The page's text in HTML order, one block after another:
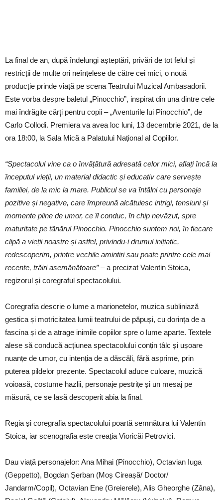
La final de an, după îndelungi așteptări, privări de tot felul și
restricții de multe ori neînțelese de către cei mici, o nouă
producție prinde viață pe scena Teatrului Muzical Ambasadorii.
Este vorba despre baletul „Pinocchio”, inspirat din una dintre cele
mai îndrăgite cărţi pentru copii – „Aventurile lui Pinocchio”, de
Carlo Collodi. Premiera va avea loc luni, 13 decembrie 2021, de la
ora 18:00, la Sala Mică a Palatului Național al Copiilor.
“Spectacolul vine ca o învățătură adresată celor mici, aflați încă la
începutul vieții, un material didactic și educativ care servește
familiei, de la mic la mare. Publicul se va întâlni cu personaje
pozitive și negative, care împreună alcătuiesc intrigi, tensiuni și
momente pline de umor, ce îl conduc, în chip nevăzut, spre
maturitate pe tânărul Pinocchio. Pinocchio suntem noi, în fiecare
clipă a vieții noastre și astfel, privindu-i drumul inițiatic,
redescoperim, printre vechile amintiri sau poate printre cele mai
recente, trăiri asemănătoare” –a precizat Valentin Stoica,
regizorul și coregraful spectacolului.
Coregrafia descrie o lume a marionetelor, muzica subliniază
gestica și motricitatea lumii teatrului de păpuși, cu dorința de a
fascina și de a atrage inimile copiilor spre o lume aparte. Textele
alese să conducă acțiunea spectacolului conțin tâlc și ușoare
nuanțe de umor, cu intenția de a dăscăli, fără asprime, prin
puterea pildelor prezente. Spectacolul aduce culoare, muzică
voioasă, costume hazlii, personaje pestrițe și un mesaj pe
măsură, ce se lasă descoperit abia la final.
Regia și coregrafia spectacolului poartă semnătura lui Valentin
Stoica, iar scenografia este creația Vioricăi Petrovici.
Dau viață personajelor: Ana Mihai (Pinocchio), Octavian Iuga
(Geppetto), Bogdan Șerban (Moș Cireașă/ Doctor/
Jandarm/Copil), Octavian Ene (Greierele), Alis Gheorghe (Zâna),